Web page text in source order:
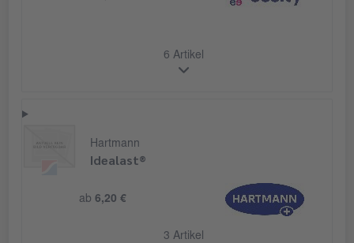
6 Artikel
Hartmann
Idealast®
ab 6,20 €
3 Artikel